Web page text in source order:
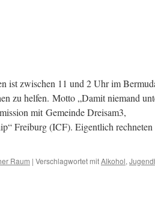
ist zwischen 11 und 2 Uhr im
zu helfen. Motto „Damit niemand
mit Gemeinde Dreisam3,
Freiburg (ICF). Eigentlich rechneten
Raum | Verschlagwortet mitAlkohol,